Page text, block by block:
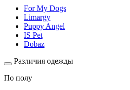
For My Dogs
Limargy
Puppy Angel
IS Pet
Dobaz
Различия одежды
По полу